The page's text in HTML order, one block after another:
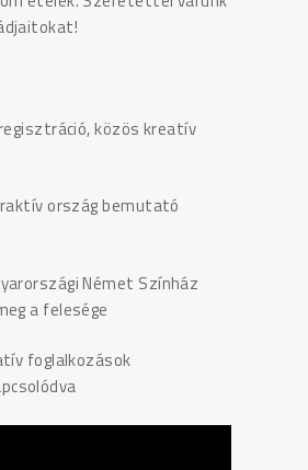
közös kreatív
ország bemutató
Német Színház
a felesége
foglalkozások